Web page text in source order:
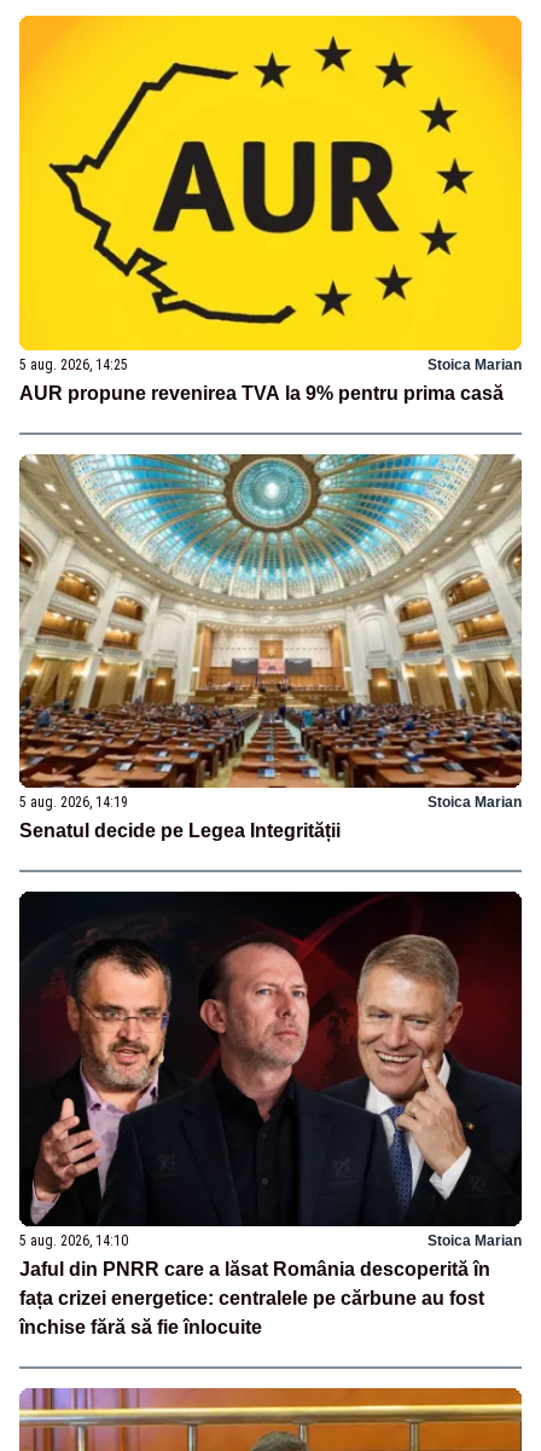
5 aug. 2026, 14:25 Stoica Marian
AUR propune revenirea TVA la 9% pentru prima casă
5 aug. 2026, 14:19 Stoica Marian
Senatul decide pe Legea Integrității
5 aug. 2026, 14:10 Stoica Marian
Jaful din PNRR care a lăsat România descoperită în
fața crizei energetice: centralele pe cărbune au fost
închise fără să fie înlocuite